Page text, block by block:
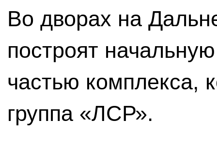
Во дворах на
построят
частью комплекса,
группа «ЛСР».